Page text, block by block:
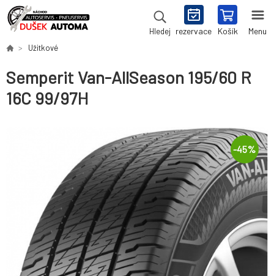
Hledej rezervace Košík Menu
Užitkové
Semperit Van-AllSeason 195/60 R
16C 99/97H
-45%